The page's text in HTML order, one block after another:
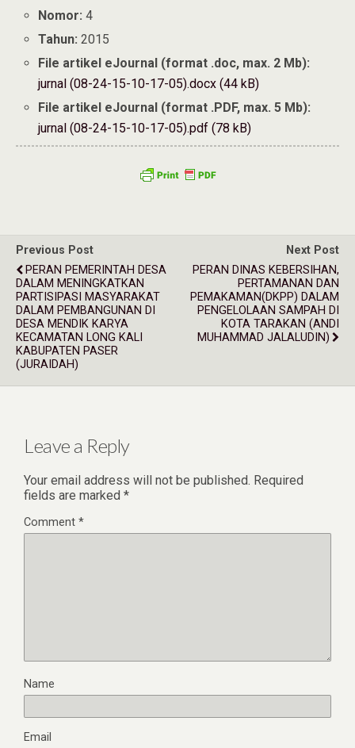
Nomor: 4
Tahun: 2015
File artikel eJournal (format .doc, max. 2 Mb):
jurnal (08-24-15-10-17-05).docx (44 kB)
File artikel eJournal (format .PDF, max. 5 Mb):
jurnal (08-24-15-10-17-05).pdf (78 kB)
Previous Post
PERAN PEMERINTAH DESA
DALAM MENINGKATKAN
PARTISIPASI MASYARAKAT
DALAM PEMBANGUNAN DI
DESA MENDIK KARYA
KECAMATAN LONG KALI
KABUPATEN PASER
(JURAIDAH)
Next Post
PERAN DINAS KEBERSIHAN,
PERTAMANAN DAN
PEMAKAMAN(DKPP) DALAM
PENGELOLAAN SAMPAH DI
KOTA TARAKAN (ANDI
MUHAMMAD JALALUDIN)
Leave a Reply
Your email address will not be published. Required
fields are marked *
Comment *
Name
Email